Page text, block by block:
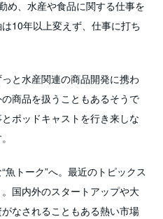
め、水産や食品に関する仕事を
10年以上変えず、仕事に打ち
と水産関連の商品開発に携わ
商品を扱うこともあるそうで
ポッドキャストを行き来しな
トーク”へ。最近のトピックス
国内外のスタートアップや大
なされることもある熱い市場